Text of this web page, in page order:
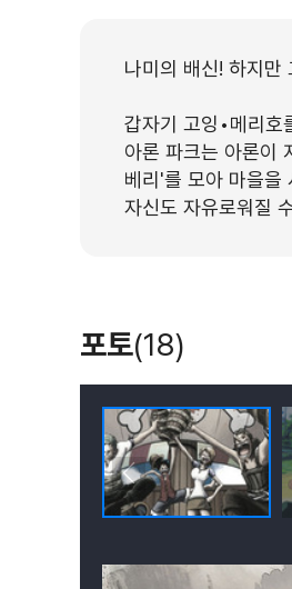
나미의 배신! 하지만
갑자기 고잉•메리호
아론 파크는 아론이
베리'를 모아 마을을
자신도 자유로워질
포토(18)